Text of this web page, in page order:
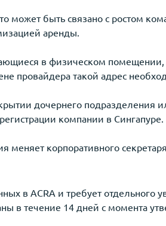
может быть связано с ростом
аренды.
в физическом помещении,
провайдера такой адрес
дочернего подразделения
компании в Сингапуре.
корпоративного
в ACRA и требует отдельного
в течение 14 дней с момента